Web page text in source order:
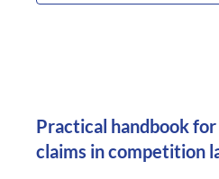
Practical handbook
claims in competition